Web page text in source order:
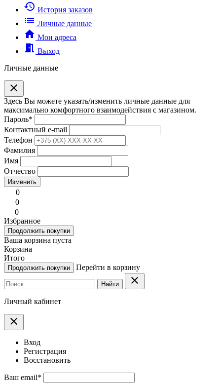
history История заказов
list Личные данные
home Мои адреса
meeting_room Выход
Личные данные
clear
Здесь Вы можете указать/изменить личные данные для
максимально комфортного взаимодействия с магазином.
Пароль*
Контактный e-mail
Телефон
Фамилия
Имя
Отчество
Изменить
0
0
0
Избранное
Продолжить покупки
Ваша корзина пуста
Корзина
Итого
Продолжить покупки Перейти в корзину
Найти clear
Личный кабинет
clear
Вход
Регистрация
Восстановить
Ваш email*